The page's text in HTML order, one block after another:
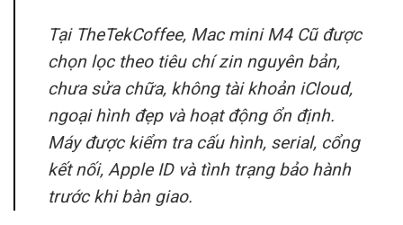
Tại TheTekCoffee, Mac mini M4 Cũ được
chọn lọc theo tiêu chí zin nguyên bản,
chưa sửa chữa, không tài khoản iCloud,
ngoại hình đẹp và hoạt động ổn định.
Máy được kiểm tra cấu hình, serial, cổng
kết nối, Apple ID và tình trạng bảo hành
trước khi bàn giao.